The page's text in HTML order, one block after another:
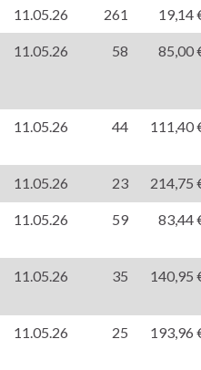
11.05.26 261 19,14
11.05.26 58 85,00
11.05.26 44 111,40
11.05.26 23 214,75
11.05.26 59 83,44
11.05.26 35 140,95
11.05.26 25 193,96